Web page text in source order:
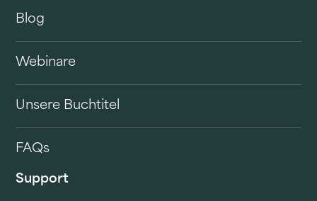
Blog
Webinare
Unsere Buchtitel
FAQs
Support